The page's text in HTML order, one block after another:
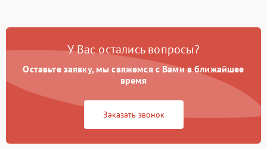
У Вас остались вопросы?
Оставьте заявку, мы свяжемся с Вами в ближайшее
время
Заказать звонок